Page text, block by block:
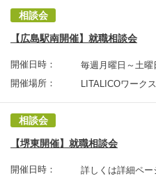
相談会
【広島駅南開催】就職相談会
開催日時：
毎週月曜日～土
開催場所：
LITALICOワーク
相談会
【堺東開催】就職相談会
開催日時：
詳しくは詳細ペー